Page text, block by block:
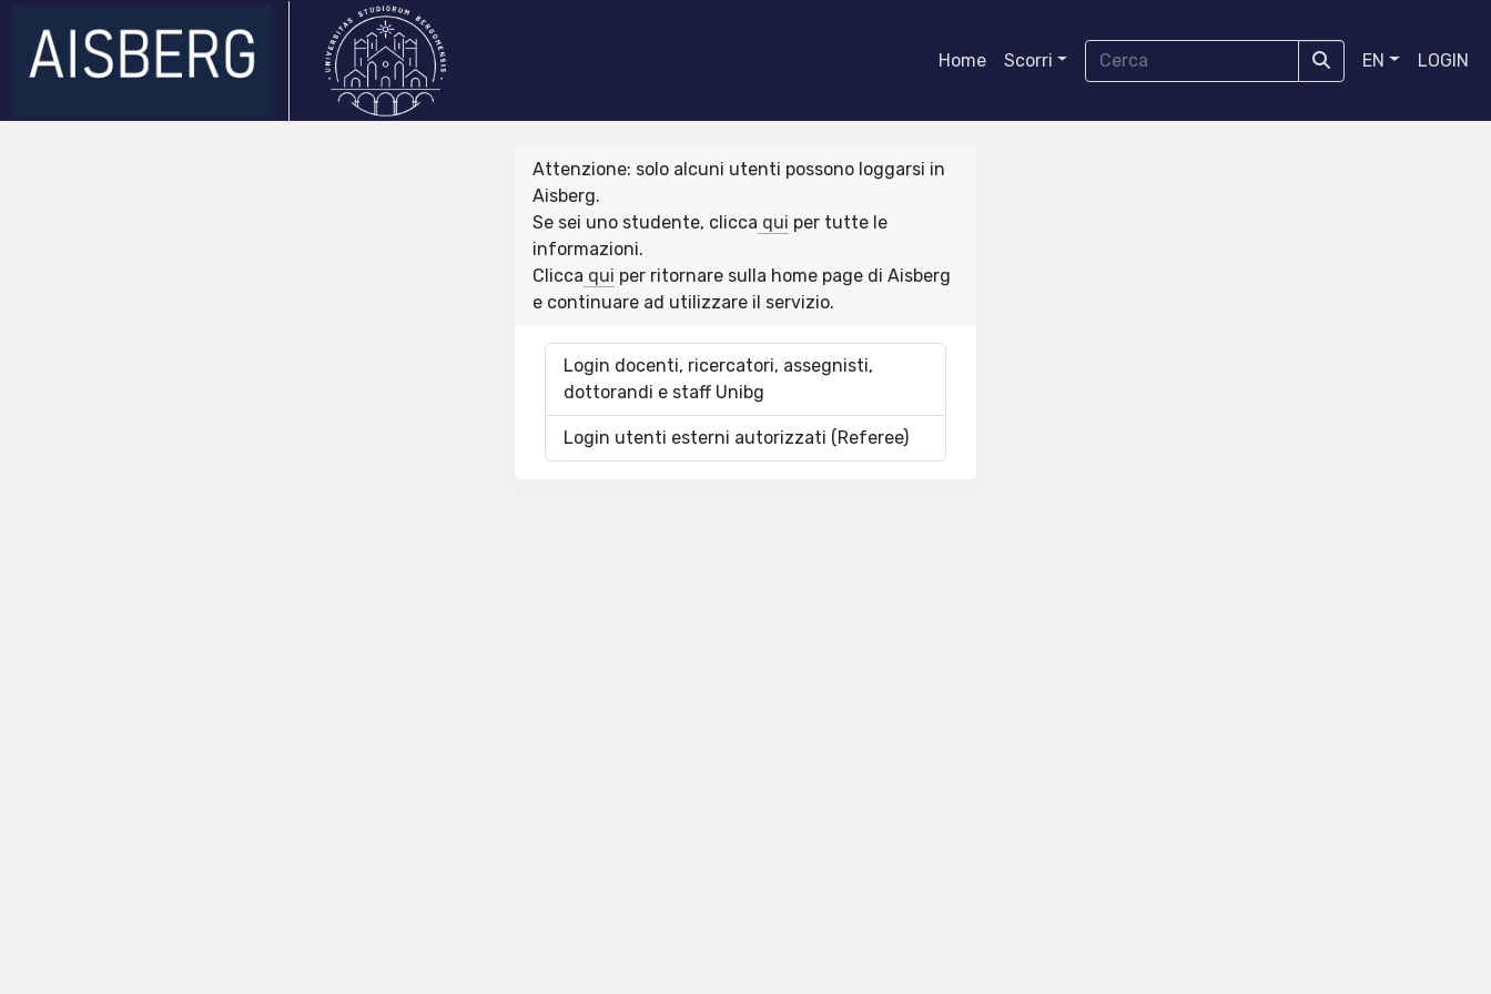
Home Scorri EN LOGIN
Attenzione: solo alcuni utenti possono loggarsi in
Aisberg.
Se sei uno studente, clicca qui per tutte le
informazioni.
Clicca qui per ritornare sulla home page di Aisberg
e continuare ad utilizzare il servizio.
Login docenti, ricercatori, assegnisti,
dottorandi e staff Unibg
Login utenti esterni autorizzati (Referee)